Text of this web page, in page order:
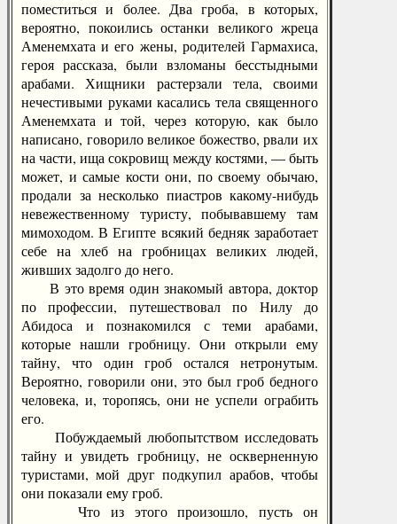
поместиться и более. Два гроба, в которых,
вероятно, покоились останки великого жреца
Аменемхата и его жены, родителей Гармахиса,
героя рассказа, были взломаны бесстыдными
арабами. Хищники растерзали тела, своими
нечестивыми руками касались тела священного
Аменемхата и той, через которую, как было
написано, говорило великое божество, рвали их
на части, ища сокровищ между костями, — быть
может, и самые кости они, по своему обычаю,
продали за несколько пиастров какому-нибудь
невежественному туристу, побывавшему там
мимоходом. В Египте всякий бедняк заработает
себе на хлеб на гробницах великих людей,
живших задолго до него.
В это время один знакомый автора, доктор
по профессии, путешествовал по Нилу до
Абидоса и познакомился с теми арабами,
которые нашли гробницу. Они открыли ему
тайну, что один гроб остался нетронутым.
Вероятно, говорили они, это был гроб бедного
человека, и, торопясь, они не успели ограбить
его.
Побуждаемый любопытством исследовать
тайну и увидеть гробницу, не оскверненную
туристами, мой друг подкупил арабов, чтобы
они показали ему гроб.
Что из этого произошло, пусть он